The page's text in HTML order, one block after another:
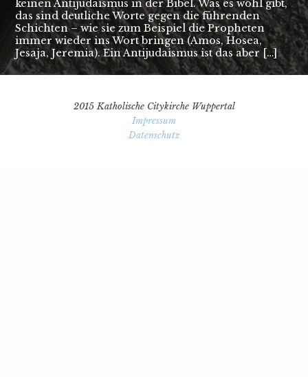
keinen Antijudaismus in der Bibel. Was es wohl gibt,
das sind deutliche Worte gegen die führenden
Schichten – wie sie zum Beispiel die Propheten
immer wieder ins Wort bringen (Amos, Hosea,
Jesaja, Jeremia). Ein Antijudaismus ist das aber […]
2015 Katholische Citykirche Wuppertal
Impressum
Datenschutz